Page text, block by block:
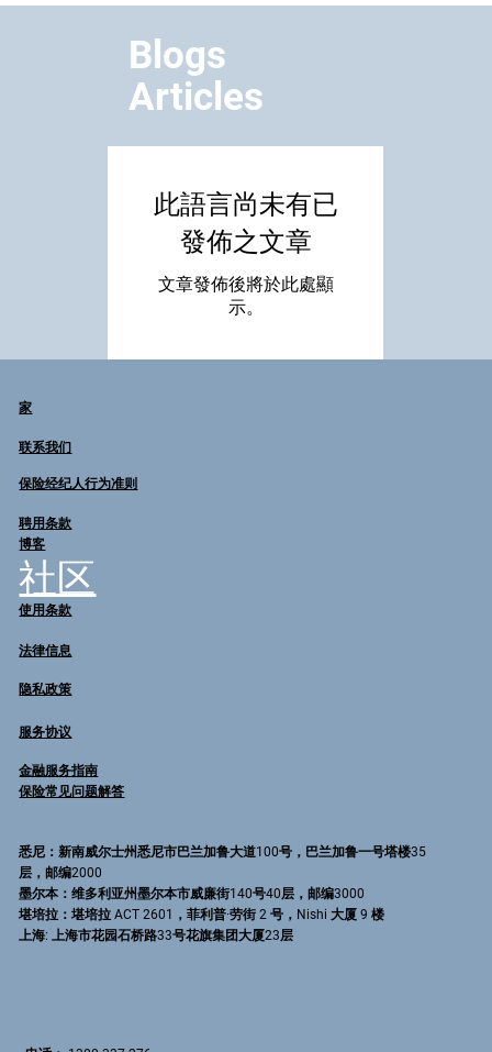
Blogs
Articles
此語言尚未有已
發佈之文章
文章發佈後將於此處顯
示。
家
联系我们
保险经纪人行为准则
聘用条款
博客
社区
使用条款
法律信息
隐私政策
服务协议
金融服务指南
保险常见问题解答
悉尼 ：新南威尔士州悉尼市巴兰加鲁大道100号，巴兰加鲁一号塔楼35
层，邮编2000
墨尔本 ：维多利亚州墨尔本市威廉街140号40层，邮编3000
堪培拉 ：堪培拉 ACT 2601，菲利普·劳街 2 号，Nishi 大厦 9 楼
上海: 上海市花园石桥路33号花旗集团大厦23层